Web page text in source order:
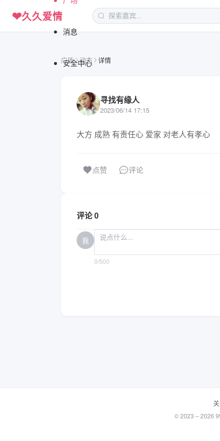
❤久久爱情
消息
安全中心
广场 动态 详情
寻找有缘人
2023/06/14 17:15
大方 成熟 有责任心 爱家 对老人有孝心
点赞 评论
评论 0
我
0/500
© 2023 – 2026